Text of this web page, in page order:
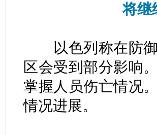
将继
以色列称在防御
区会受到部分影响
掌握人员伤亡情况
情况进展。